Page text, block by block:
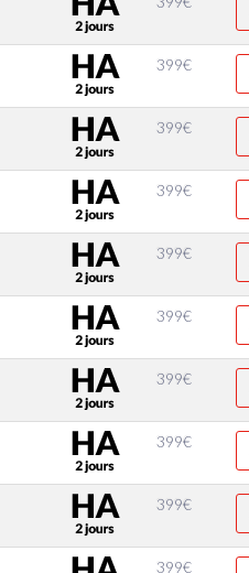
399€
399€
399€
399€
399€
399€
399€
399€
399€